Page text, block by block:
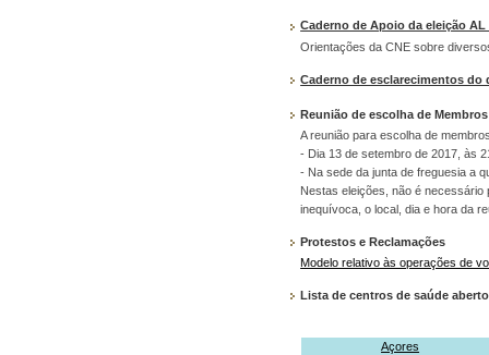
Caderno de Apoio da eleição AL
Orientações da CNE sobre
Caderno de esclarecimentos do
Reunião de escolha de Membros
A reunião para escolha de
- Dia 13 de setembro de 2017, às
- Na sede da junta de freguesia a
Nestas eleições, não é
inequívoca, o local, dia e hora da
Protestos e Reclamações
Modelo relativo às operações de
Lista de centros de saúde
Açores